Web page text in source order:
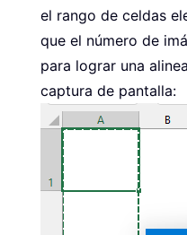
el rango de celdas
que el número de
para lograr una
captura de pantalla: